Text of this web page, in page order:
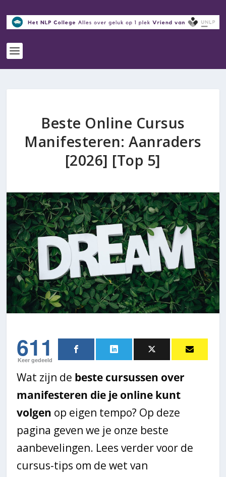
Beste Online Cursus
Manifesteren: Aanraders
[2026] [Top 5]
611
Keer gedeeld
Wat zijn de beste cursussen over
manifesteren die je online kunt
volgen op eigen tempo? Op deze
pagina geven we je onze beste
aanbevelingen. Lees verder voor de
cursus-tips om de wet van